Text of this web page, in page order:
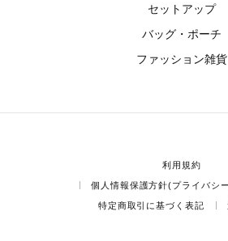
セットアップ
バッグ・ポーチ
ファッション雑貨
利用規約
個人情報保護方針(プライバシ
特定商取引に基づく表記